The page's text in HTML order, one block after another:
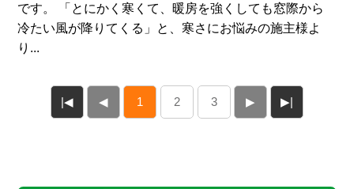
です。 「とにかく寒くて、暖房を強くしても窓際から
冷たい風が降りてくる」と、寒さにお悩みの施主様よ
り...
|◀ ◀ 1 2 3 ▶ ▶|